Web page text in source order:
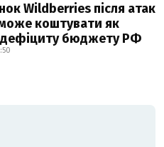
Wildberries після атак
коштувати як
дефіциту бюджету РФ